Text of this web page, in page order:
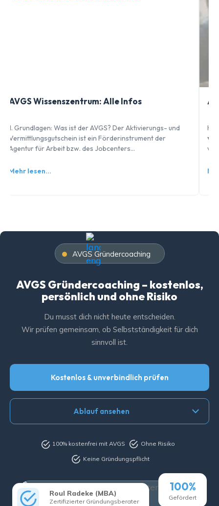
Wissenszentrum: Alle Infos
Grundlagen: Was ist der AVGS? Der Aktivierungs- und
ist ein Förderinstrument der
für Arbeit bzw. des Jobcenters…
lesen…
Häufig
▾Unter
Mehr
AVGS Gründercoaching
AVGS Gründercoaching – kostenlos,
persönlich und ohne Risiko
Du musst dich nicht heute entscheiden.
Wir prüfen gemeinsam, ob Selbstständigkeit für dich
sinnvoll ist.
Kostenlos & unverbindlich prüfen
Ablauf ansehen
Keine Gründungspflicht
Ohne Risiko
100% kostenfrei mit AVGS
100%
Gefördert
Roul Radeke (MBA)
Zertifizierter Gründungsberater